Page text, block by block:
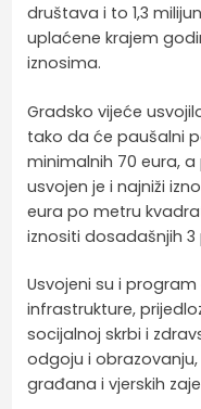
društava i to 1,3
uplaćene krajem
iznosima.
Gradsko vijeće
tako da će paušalni
minimalnih 70 eura,
usvojen je i najniži
eura po metru
iznositi dosadašnjih
Usvojeni su i
infrastrukture,
socijalnoj skrbi i
odgoju i
građana i vjerskih